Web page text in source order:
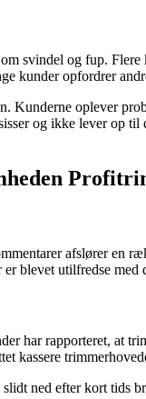
svindel og fup.
kunder opfordrer
oplever
og ikke lever op
afslører en
blevet utilfredse med
har rapporteret, at
kassere
ned efter kort